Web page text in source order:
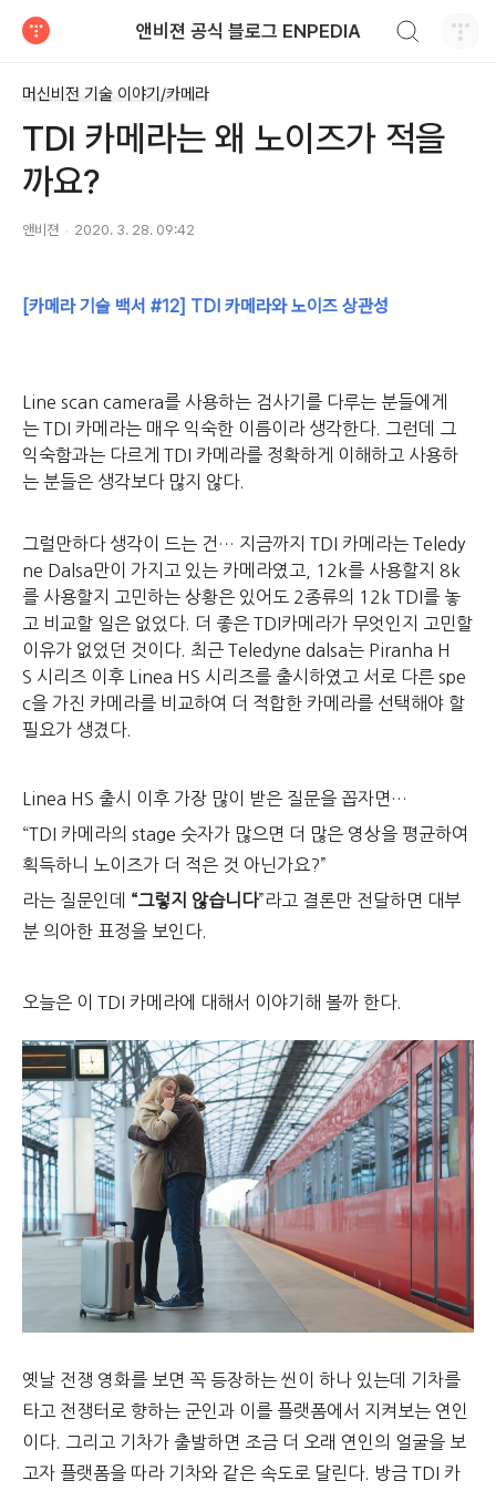
앤비젼 공식 블로그 ENPEDIA
머신비전 기술 이야기/카메라
TDI 카메라는 왜 노이즈가 적을
까요?
앤비젼 2020. 3. 28. 09:42
[카메라 기술 백서 #12] TDI 카메라와 노이즈 상관성
Line scan camera를 사용하는 검사기를 다루는 분들에게
는 TDI 카메라는 매우 익숙한 이름이라 생각한다. 그런데 그
익숙함과는 다르게 TDI 카메라를 정확하게 이해하고 사용하
는 분들은 생각보다 많지 않다.
그럴만하다 생각이 드는 건… 지금까지 TDI 카메라는 Teledy
ne Dalsa만이 가지고 있는 카메라였고, 12k를 사용할지 8k
를 사용할지 고민하는 상황은 있어도 2종류의 12k TDI를 놓
고 비교할 일은 없었다. 더 좋은 TDI카메라가 무엇인지 고민할
이유가 없었던 것이다. 최근 Teledyne dalsa는 Piranha H
S 시리즈 이후 Linea HS 시리즈를 출시하였고 서로 다른 spe
c을 가진 카메라를 비교하여 더 적합한 카메라를 선택해야 할
필요가 생겼다.
Linea HS 출시 이후 가장 많이 받은 질문을 꼽자면…
“TDI 카메라의 stage 숫자가 많으면 더 많은 영상을 평균하여
획득하니 노이즈가 더 적은 것 아닌가요?”
라는 질문인데 “그렇지 않습니다”라고 결론만 전달하면 대부
분 의아한 표정을 보인다.
오늘은 이 TDI 카메라에 대해서 이야기해 볼까 한다.
옛날 전쟁 영화를 보면 꼭 등장하는 씬이 하나 있는데 기차를
타고 전쟁터로 향하는 군인과 이를 플랫폼에서 지켜보는 연인
이다. 그리고 기차가 출발하면 조금 더 오래 연인의 얼굴을 보
고자 플랫폼을 따라 기차와 같은 속도로 달린다. 방금 TDI 카